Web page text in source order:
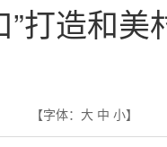
打造和美
【字体： 大 中 小】